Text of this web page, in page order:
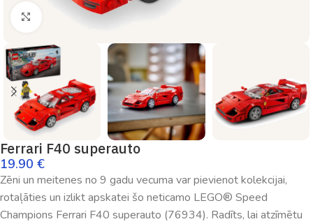
Ferrari F40 superauto
19.90 €
Zēni un meitenes no 9 gadu vecuma var pievienot kolekcijai,
rotaļāties un izlikt apskatei šo neticamo LEGO® Speed
Champions Ferrari F40 superauto (76934). Radīts, lai atzīmētu